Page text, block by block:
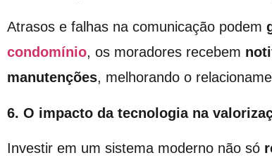
Atrasos e falhas na comunicação podem
condomínio, os moradores recebem
manutenções, melhorando o
6. O impacto da tecnologia na
Investir em um sistema moderno não só